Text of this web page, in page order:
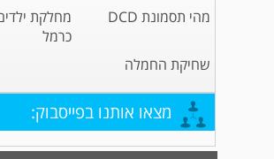
מהי תסמונת DCD
מחלקת
כרמל
שחיקת החמלה
מצאו אותנו בפייסבוק: